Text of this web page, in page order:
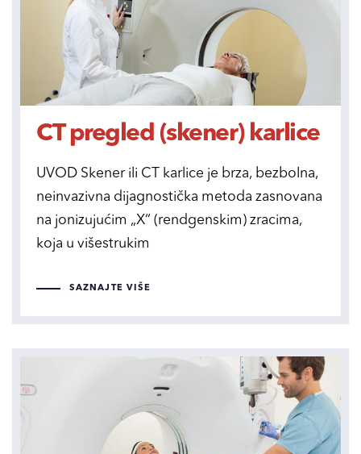
CT pregled (skener) karlice
UVOD Skener ili CT karlice je brza, bezbolna,
neinvazivna dijagnostička metoda zasnovana
na jonizujućim „X“ (rendgenskim) zracima,
koja u višestrukim
SAZNAJTE VIŠE